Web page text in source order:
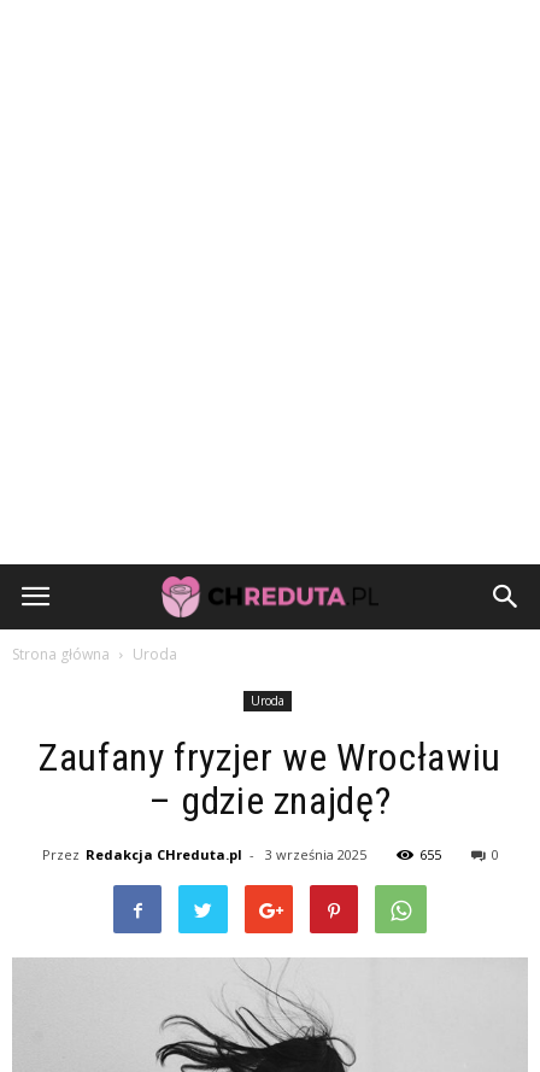
Strona główna Uroda
Uroda
Zaufany fryzjer we Wrocławiu
– gdzie znajdę?
Przez Redakcja CHreduta.pl - 3 września 2025 655 0